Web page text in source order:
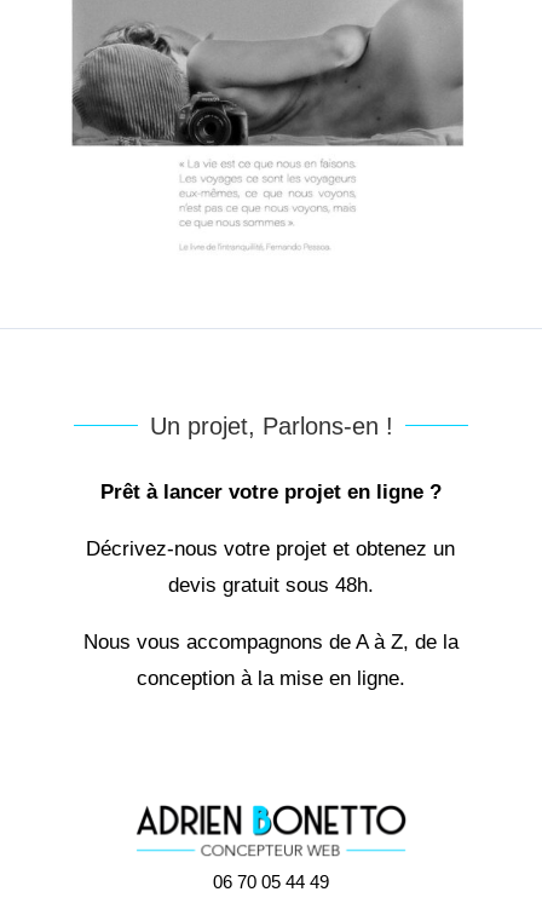
Un projet, Parlons-en !
Prêt à lancer votre projet en ligne ?
Décrivez-nous votre projet et obtenez un
devis gratuit sous 48h.
Nous vous accompagnons de A à Z, de la
conception à la mise en ligne.
06 70 05 44 49